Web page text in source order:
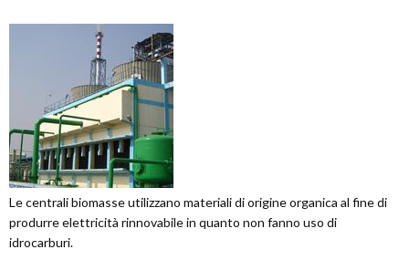
Le centrali biomasse utilizzano materiali di origine organica al fine di
produrre elettricità rinnovabile in quanto non fanno uso di
idrocarburi.